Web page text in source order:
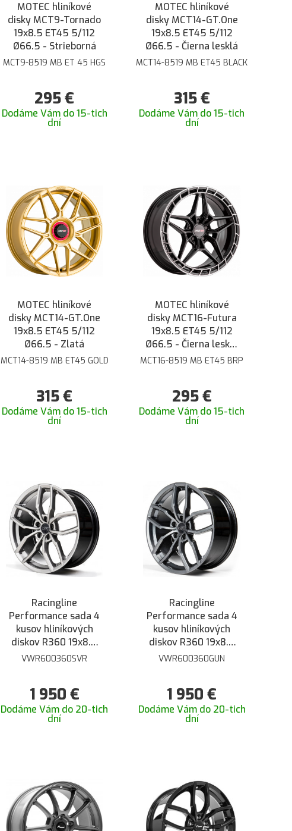
MOTEC hliníkové
disky MCT9-Tornado
19x8.5 ET45 5/112
Ø66.5 - Strieborná
MCT9-8519 MB ET 45 HGS
295€
Dodáme Vám do 15-tich
dní
MOTEC hliníkové
disky MCT14-GT.One
19x8.5 ET45 5/112
Ø66.5 - Čierna lesklá
MCT14-8519 MB ET45 BLACK
315€
Dodáme Vám do 15-tich
dní
MOTEC hliníkové
disky MCT14-GT.One
19x8.5 ET45 5/112
Ø66.5 - Zlatá
MCT14-8519 MB ET45 GOLD
315€
Dodáme Vám do 15-tich
dní
MOTEC hliníkové
disky MCT16-Futura
19x8.5 ET45 5/112
Ø66.5 - Čierna lesklá
brúsená
MCT16-8519 MB ET45 BRP
295€
Dodáme Vám do 15-tich
dní
Racingline
Performance sada 4
kusov hliníkových
diskov R360 19x8.5
ET44 5/112 - Lesklá
VWR600360SVR
1 950 €
Dodáme Vám do 20-tich
dní
Racingline
Performance sada 4
kusov hliníkových
diskov R360 19x8.5
ET44 5/112 - Matná
VWR600360GUN
1 950€
Dodáme Vám do 20-tich
dní